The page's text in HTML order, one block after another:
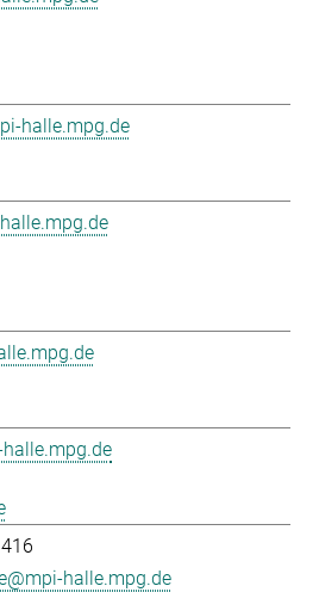
halle.mpg.de
halle.mpg.de